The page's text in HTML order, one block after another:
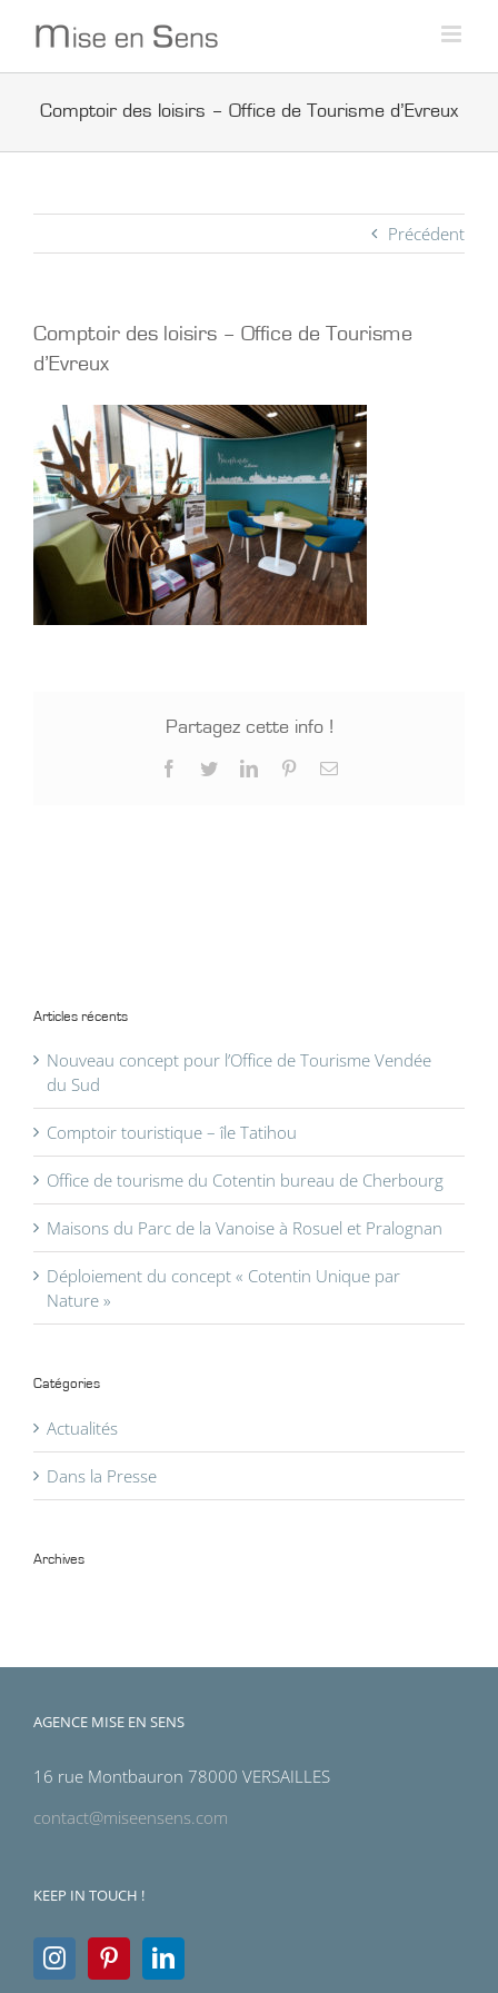
Comptoir des loisirs – Office de Tourisme d’Evreux
Précédent
Comptoir des loisirs – Office de Tourisme
d’Evreux
Partagez cette info !
Facebook
TwitterLinkedInPinterestEmail
Articles récents
Nouveau concept pour l’Office de Tourisme Vendée
du Sud
Comptoir touristique – île Tatihou
Office de tourisme du Cotentin bureau de Cherbourg
Maisons du Parc de la Vanoise à Rosuel et Pralognan
Déploiement du concept « Cotentin Unique par
Nature »
Catégories
Actualités
Dans la Presse
Archives
AGENCE MISE EN SENS
16 rue Montbauron 78000 VERSAILLES
contact@miseensens.com
KEEP IN TOUCH !